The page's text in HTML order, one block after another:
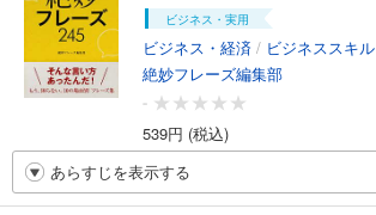
ビジネス・実用
ビジネス・経済 / ビジネススキル
絶妙フレーズ編集部
-
539円 (税込)
あらすじを表示する